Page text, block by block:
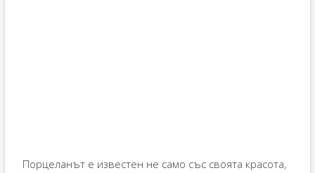
Порцеланът е известен не само със своята красота,